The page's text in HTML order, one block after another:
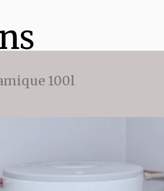
100l